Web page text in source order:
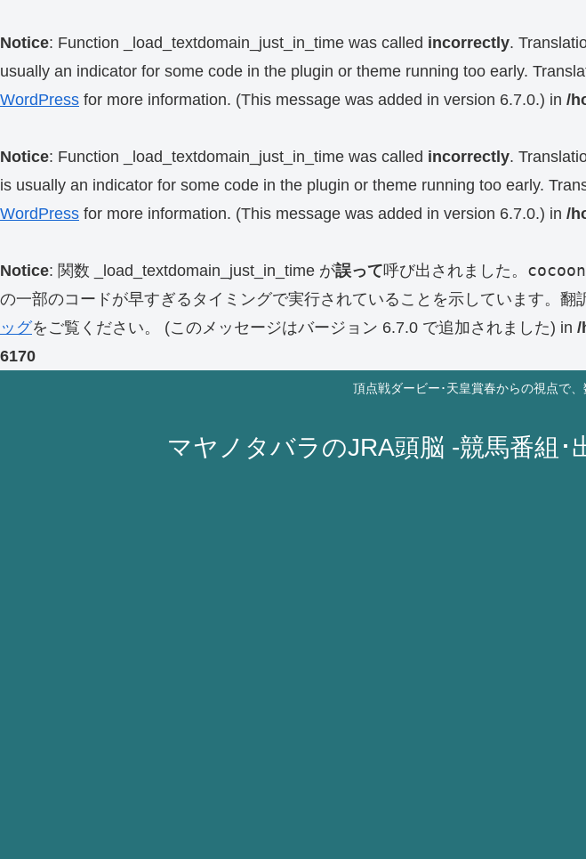
Notice: Function _load_textdomain_just_in_time was called incorrectly.
usually an indicator for some code in the plugin or theme running too early.
WordPress for more information. (This message was added in version 6.7.0.) in /
Notice: Function _load_textdomain_just_in_time was called incorrectly.
is usually an indicator for some code in the plugin or theme running too early.
WordPress for more information. (This message was added in version 6.7.0.) in /
Notice: 関数 _load_textdomain_just_in_time が誤って呼び出されました。 cocoon
の一部のコードが早すぎるタイミングで実行されていることを示しています。翻
ッグをご覧ください。 (このメッセージはバージョン 6.7.0 で追加されました) in /
6170
頂点戦ダービー･天皇賞春からの視点で
マヤノタバラのJRA頭脳 -競馬番組